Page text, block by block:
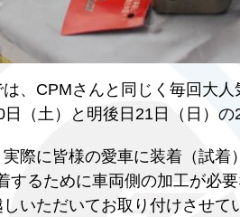
、CPMさんと同じく毎回大
（土）と明後日21日（日）
際に皆様の愛車に装着（試着
るために車両側の加工が必
いただいてお取り付けさせて